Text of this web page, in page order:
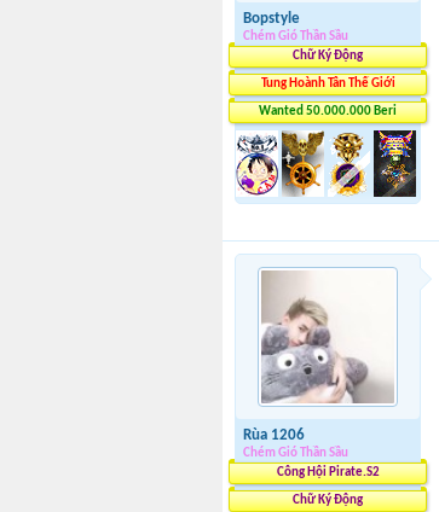
Bopstyle
Chém Gió Thần Sầu
Chữ Ký Động
Tung Hoành Tân Thế Giới
Wanted 50.000.000 Beri
Rùa 1206
Chém Gió Thần Sầu
Công Hội Pirate.S2
Chữ Ký Động